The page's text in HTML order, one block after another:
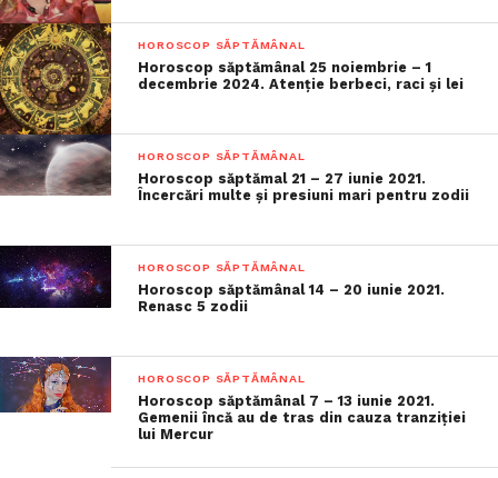
HOROSCOP SĂPTĂMÂNAL
Horoscop săptămânal 25 noiembrie – 1
decembrie 2024. Atenție berbeci, raci și lei
HOROSCOP SĂPTĂMÂNAL
Horoscop săptămal 21 – 27 iunie 2021.
Încercări multe și presiuni mari pentru zodii
HOROSCOP SĂPTĂMÂNAL
Horoscop săptămânal 14 – 20 iunie 2021.
Renasc 5 zodii
HOROSCOP SĂPTĂMÂNAL
Horoscop săptămânal 7 – 13 iunie 2021.
Gemenii încă au de tras din cauza tranziției
lui Mercur